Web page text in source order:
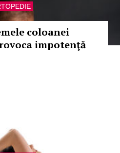
coloanei
impotenţă